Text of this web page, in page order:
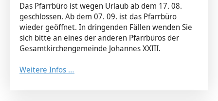
Das Pfarrbüro ist wegen Urlaub ab dem 17. 08.
geschlossen. Ab dem 07. 09. ist das Pfarrbüro
wieder geöffnet. In dringenden Fällen wenden Sie
sich bitte an eines der anderen Pfarrbüros der
Gesamtkirchengemeinde Johannes XXIII.
Weitere Infos …